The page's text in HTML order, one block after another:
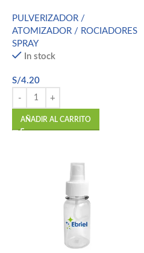
PULVERIZADOR /
ATOMIZADOR / ROCIADORES
SPRAY
In stock
S/4.20
AÑADIR AL CARRITO